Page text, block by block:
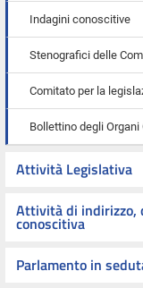
Indagini conoscitive
Stenografici delle
Comitato per la
Bollettino degli Organi
Attività Legislativa
Attività di indirizzo,
conoscitiva
Parlamento in